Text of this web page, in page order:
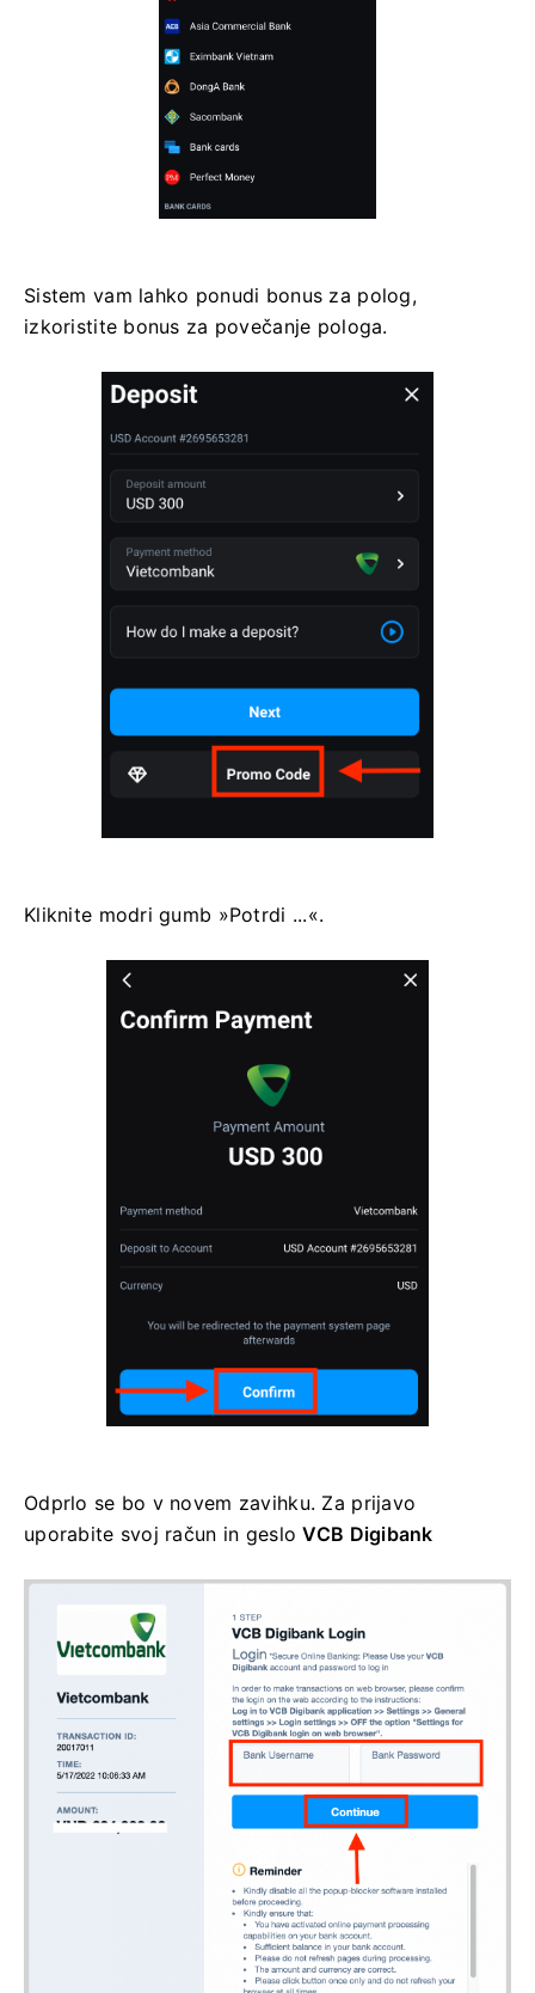
Sistem vam lahko ponudi bonus za polog,
izkoristite bonus za povečanje pologa.
Kliknite modri gumb »Potrdi ...«.
Odprlo se bo v novem zavihku. Za prijavo
uporabite svoj račun in gesloVCB Digibank